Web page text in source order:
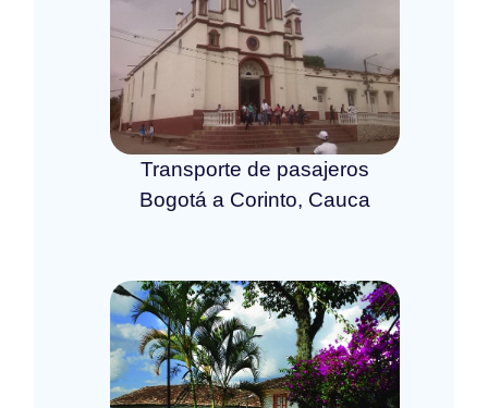
Transporte de pasajeros
Bogotá a Corinto, Cauca